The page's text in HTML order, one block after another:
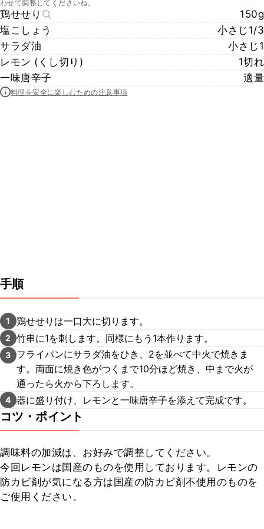
わせて調整してくださいね。
鶏せせり
150g
塩こしょう
小さじ1/3
サラダ油
小さじ1
レモン (くし切り)
1切れ
一味唐辛子
適量
料理を安全に楽しむための注意事項
手順
1 鶏せせりは一口大に切ります。
2 竹串に1を刺します。同様にもう1本作ります。
3
フライパンにサラダ油をひき、2を並べて中火で焼きま
す。両面に焼き色がつくまで10分ほど焼き、中まで火が
通ったら火から下ろします。
4 器に盛り付け、レモンと一味唐辛子を添えて完成です。
コツ・ポイント
調味料の加減は、お好みで調整してください。
今回レモンは国産のものを使用しております。レモンの
防カビ剤が気になる方は国産の防カビ剤不使用のものを
ご使用ください。